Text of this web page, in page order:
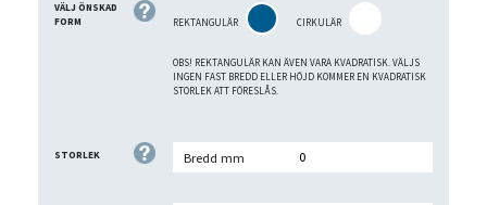
VÄLJ ÖNSKAD
FORM
REKTANGULÄR CIRKULÄR
OBS! REKTANGULÄR KAN ÄVEN VARA KVADRATISK. VÄLJS
INGEN FAST BREDD ELLER HÖJD KOMMER EN KVADRATISK
STORLEK ATT FÖRESLÅS.
STORLEK Bredd mm